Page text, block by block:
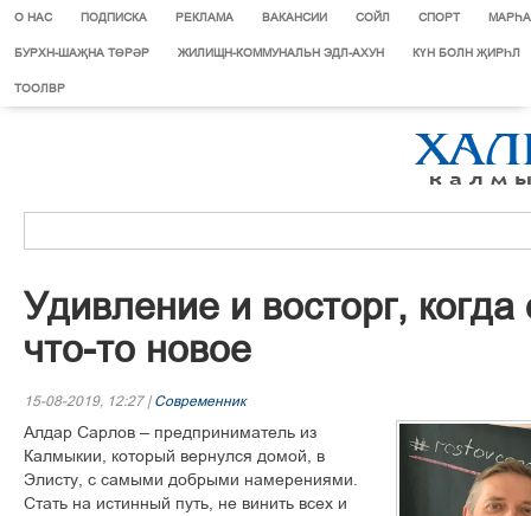
О НАС ПОДПИСКА РЕКЛАМА ВАКАНСИИ СОЙЛ СПОРТ
БУРХН-ШАҖНА ТӨРӘР ЖИЛИЩН-КОММУНАЛЬН ЭДЛ-АХУН КҮН БОЛН ҖИРҺЛ
ТООЛВР
Удивление и восторг,
что-то новое
15-08-2019, 12:27 | Современник
Алдар Сарлов – предприниматель из
Калмыкии, который вернулся домой, в
Элисту, с самыми добрыми намерениями.
Стать на истинный путь, не винить всех и